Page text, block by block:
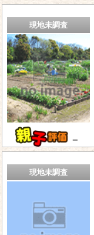
現地未調査
－
現地未調査